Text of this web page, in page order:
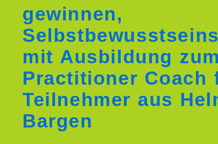
gewinnen,
mit Ausbildung
Practitioner Coach
Teilnehmer aus
Bargen